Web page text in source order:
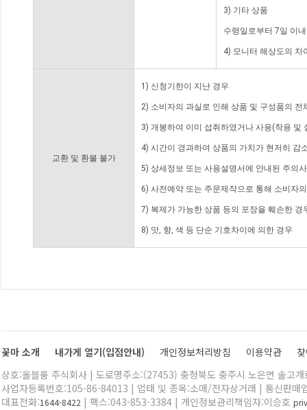
3) 기타 상품
수령일로부터 7일 이
4) 모니터 해상도의 차
교환 및 환불 불가
1) 신청기한이 지난 경우
2) 소비자의 과실로 인해 상품 및 구성품의
3) 개봉하여 이미 섭취하였거나 사용(착용 및
4) 시간이 경과하여 상품의 가치가 현저히 감
5) 상세정보 또는 사용설명서에 안내된 주의
6) 사전예약 또는 주문제작으로 통해 소비자
7) 복제가 가능한 상품 등의 포장을 훼손한 경
8) 맛, 향, 색 등 단순 기호차이에 의한 경우
꽃마 소개 내가게 열기(입점안내) 개인정보처리방침 이용약관
상호:올블룸 주식회사 | 도로명주소:(27453) 충청북도 충주시 노은면 솔고
사업자등록번호:105-86-84013 | 업태 및 종목:소매/전자상거래 | 통신판매
대표전화:1644-8422 | 팩스:043-853-3384 | 개인정보관리책임자:이승호